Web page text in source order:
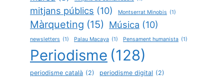
mitjans públics (10) Montserrat Minobis (1)
Màrqueting (15) Música (10)
newsletters (1) Palau Macaya (1) Pensament humanista (1)
Periodisme (128)
periodisme català (2) periodisme digital (2)